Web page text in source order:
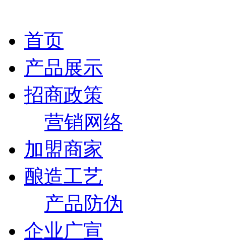
首页
产品展示
招商政策
营销网络
加盟商家
酿造工艺
产品防伪
企业广宣